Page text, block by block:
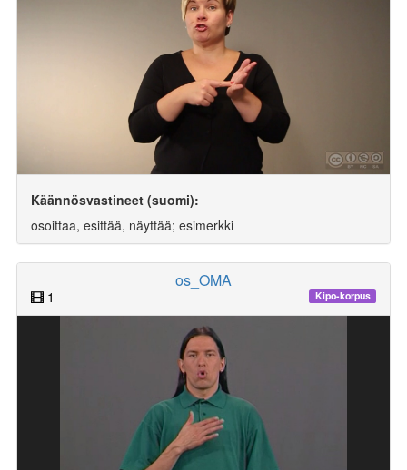
Käännösvastineet (suomi):
osoittaa, esittää, näyttää; esimerkki
os_OMA
1 Kipo-korpus